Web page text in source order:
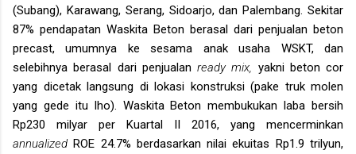
(Subang), Karawang, Serang, Sidoarjo, dan Palembang. Sekitar
87% pendapatan Waskita Beton berasal dari penjualan beton
precast, umumnya ke sesama anak usaha WSKT, dan
selebihnya berasal dari penjualan ready mix, yakni beton cor
yang dicetak langsung di lokasi konstruksi (pake truk molen
yang gede itu lho). Waskita Beton membukukan laba bersih
Rp230 milyar per Kuartal II 2016, yang mencerminkan
annualizedROE 24.7% berdasarkan nilai ekuitas Rp1.9 trilyun,